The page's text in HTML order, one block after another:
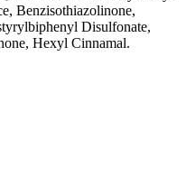
Benzisothiazolinone,
Disulfonate,
Hexyl Cinnamal.